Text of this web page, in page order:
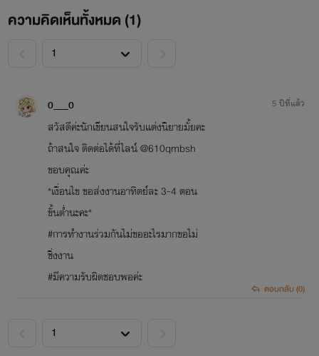
ความคิดเห็นทั้งหมด (1)
0___0
สวัสดีค่ะนักเขียนสนใจรับแต่งนิยายมั้ยคะ
ถ้าสนใจ ติดต่อได้ที่ไลน์ @610qmbsh
ขอบคุณค่ะ
*เงื่อนไข ขอส่งงานอาทิตย์ละ 3-4 ตอน
ขั้นต่ำนะคะ*
#การทำงานร่วมกันไม่ขออะไรมากขอไม่
ชิ่งงาน
#มีความรับผิดชอบพอค่ะ
5 ปีที่แล้ว
ตอบกลับ (0)